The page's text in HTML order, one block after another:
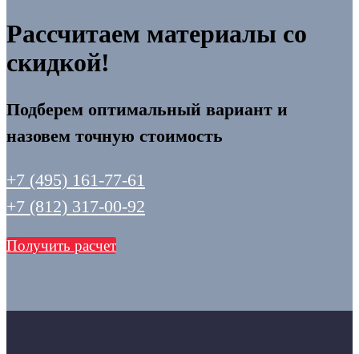
Рассчитаем материалы со
скидкой!
Подберем оптимальный вариант и
назовем точную стоимость
+7 (495) 161-77-61
+7 (812) 317-00-92
Получить расчет